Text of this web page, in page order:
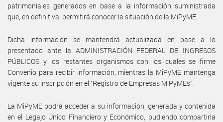
patrimoniales generados en base a la información suministrada
que, en definitiva, permitirá conocer la situación de la MiPyME.
Dicha información se mantendrá actualizada en base a lo
presentado ante la ADMINISTRACIÓN FEDERAL DE INGRESOS
PÚBLICOS y los restantes organismos con los cuales se firme
Convenio para recibir información, mientras la MiPyME mantenga
vigente su inscripción en el “Registro de Empresas MiPyMEs”.
La MiPyME podrá acceder a su información, generada y contenida
en el Legajo Único Financiero y Económico, pudiendo compartirla